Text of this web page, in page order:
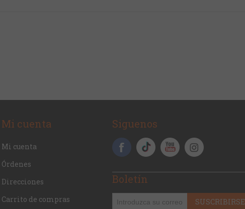
Mi cuenta
Mi cuenta
Órdenes
Direcciones
Carrito de compras
Siguenos
Boletín
SUSCRIBIRSE